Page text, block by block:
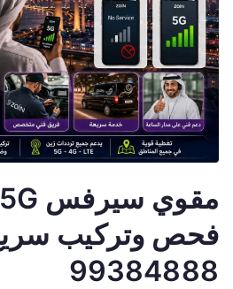
فحص وتركيب
99384888